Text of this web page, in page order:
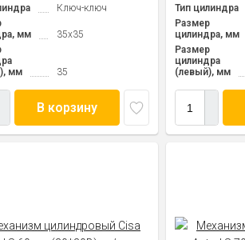
Ключ-ключ
мм
35x35
мм
35
В корзину
Тип цилиндра
Размер
цилиндра, мм
Размер
цилиндра
(левый), мм